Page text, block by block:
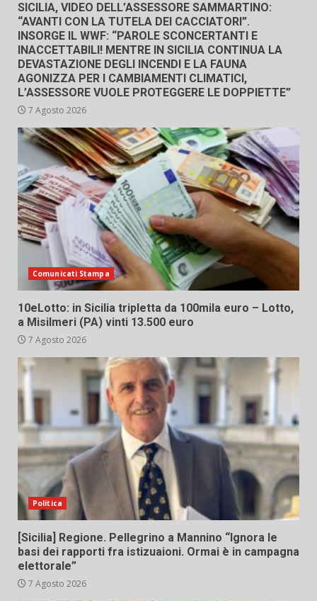
SICILIA, VIDEO DELL’ASSESSORE SAMMARTINO:
“AVANTI CON LA TUTELA DEI CACCIATORI”.
INSORGE IL WWF: “PAROLE SCONCERTANTI E
INACCETTABILI! MENTRE IN SICILIA CONTINUA LA
DEVASTAZIONE DEGLI INCENDI E LA FAUNA
AGONIZZA PER I CAMBIAMENTI CLIMATICI,
L’ASSESSORE VUOLE PROTEGGERE LE DOPPIETTE”
7 Agosto 2026
Comunicati Stampa
10eLotto: in Sicilia tripletta da 100mila euro – Lotto,
a Misilmeri (PA) vinti 13.500 euro
7 Agosto 2026
Politica
[Sicilia] Regione. Pellegrino a Mannino “Ignora le
basi dei rapporti fra istizuaioni. Ormai è in campagna
elettorale”
7 Agosto 2026